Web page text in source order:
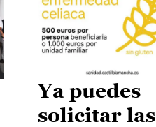
Ya puedes
solicitar las